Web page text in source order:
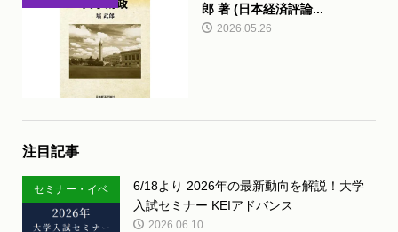
郎 著 (日本経済評論...
2026.05.26
注目記事
セミナー・イベ
ント
6/18より 2026年の最新動向を解説！大学
入試セミナー KEIアドバンス
2026.06.10